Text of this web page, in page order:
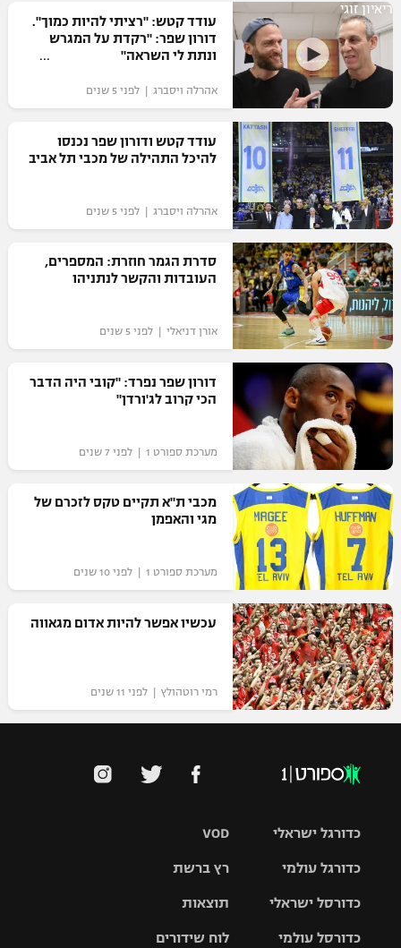
ריאיון זוגי
עודד קטש: "רציתי להיות כמוך".
דורון שפר: "רקדת על המגרש
ונתת לי השראה"
אהרלה ויסברג | לפני 5 שנים
עודד קטש ודורון שפר נכנסו
להיכל התהילה של מכבי תל אביב
אהרלה ויסברג | לפני 5 שנים
סדרת הגמר חוזרת: המספרים,
העובדות והקשר לנתניהו
אורן דניאלי | לפני 5 שנים
דורון שפר נפרד: "קובי היה הדבר
הכי קרוב לג'ורדן"
מערכת ספורט 1 | לפני 7 שנים
מכבי ת"א תקיים טקס לזכרם של
מגי והאפמן
מערכת ספורט 1 | לפני 10 שנים
עכשיו אפשר להיות אדום מגאווה
רמי רוטהולץ | לפני 11 שנים
VOD
רץ ברשת
תוצאות
לוח שידורים
כדורגל ישראלי
כדורגל עולמי
האלופות
כדורסל ישראלי
כדורסל עולמי